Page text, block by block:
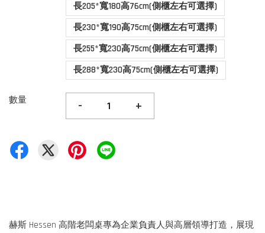
長205*寬180高76cm(側櫃左右可選擇)
長230*寬190高75cm(側櫃左右可選擇)
長255*寬230高75cm(側櫃左右可選擇)
長288*寬230高75cm(側櫃左右可選擇)
數量 - +
赫斯 Hessen 高階老闆桌專為企業負責人與高層領導打造，展現